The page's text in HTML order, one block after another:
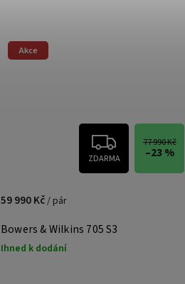
Akce
ZDARMA
77 990 Kč
–23 %
Bowers & Wilkins 705 S3
Ihned k dodání
59 990 Kč/ pár